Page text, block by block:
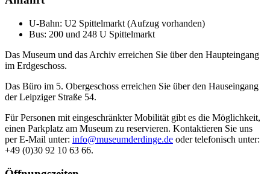
U-Bahn: U2 Spittelmarkt (Aufzug vorhanden)
Bus: 200 und 248 U Spittelmarkt
Das Museum und das Archiv erreichen Sie über den Haupteingang
im Erdgeschoss.
Das Büro im 5. Obergeschoss erreichen Sie über den Hauseingang
der Leipziger Straße 54.
Für Personen mit eingeschränkter Mobilität gibt es die Möglichkeit,
einen Parkplatz am Museum zu reservieren. Kontaktieren Sie uns
per E-Mail unter: info@museumderdinge.de oder telefonisch unter:
+49 (0)30 92 10 63 66.